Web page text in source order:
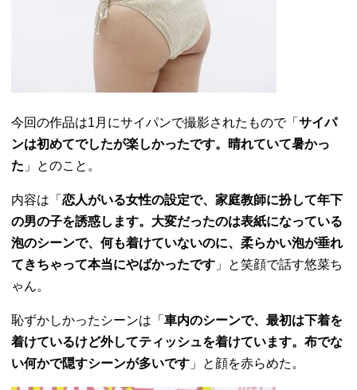
今回の作品は1月にサイパンで撮影されたもので「サイパ
ンは初めてでしたが楽しかったです。晴れていて暑かっ
た 」とのこと。
内容は「恋人がいる女性の設定で、家庭教師に扮して年下
の男の子を誘惑します。大変だったのは表紙になっている
泡のシーンで、何も着けていないのに、柔らかい泡が垂れ
てきちゃって本当にやばかったです 」と笑顔で話す悠菜ち
ゃん。
恥ずかしかったシーンは「車内のシーンで、最初は下着を
着けているけど外してティッシュを着けています。布でな
い何かで隠すシーンが多いです 」と顔を赤らめた。